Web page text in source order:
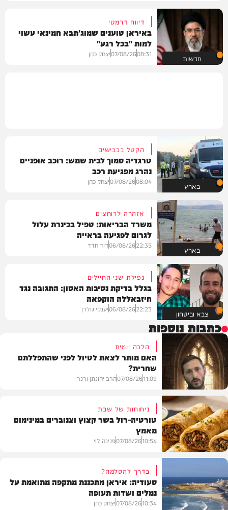
חדשות
דיווח דרמטי
באיראן טוענים שמוג'תבא חמינאי עשוי
למות "בכל רגע"
08:31
07/08/26יצחק כהן
בארץ
הקטל בכבישים
טרגדיה סמוך לבית שמש: רוכב אופניים
נהרג מפגיעת רכב
08:04
07/08/26יצחק כהן
בארץ
אזהרה לרוחצים
משרד הבריאות: טפיל בכינרת עלול
לגרום לפגיעה בראייה
22:35
06/08/26דוד חדד
צבא וביטחון
נפילת שני החיילים
בגלל בדיקת נסיבות האסון: התגובה נגד
חיזבאללה הוקפאה
22:23
06/08/26יענקי גולדן
כתבות נוספות
הלכה
הלכה יומית
האם מותר לצאת לטיול לפני שהתפללתם
שחרית?
11:09
07/08/26הרב יהונתן ורנר
מתכונים
ניחוחות של שבת
טורטיה-רול בשר קצוץ וצנוברים במינימום
מאמץ
10:54
07/08/26פנינה לוי
בדרך להסלמה?
סעודיה: איראן מתכננת מתקפה מתואמת על
נמלים ושדות תעופה
10:34
07/08/26יצחק כהן